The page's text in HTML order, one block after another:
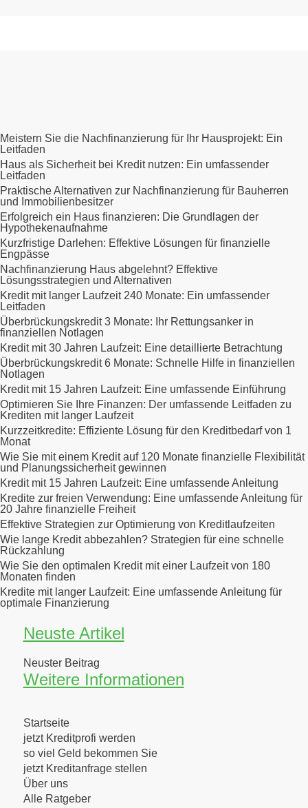
Meistern Sie die Nachfinanzierung für Ihr Hausprojekt: Ein
Leitfaden
Haus als Sicherheit bei Kredit nutzen: Ein umfassender
Leitfaden
Praktische Alternativen zur Nachfinanzierung für Bauherren
und Immobilienbesitzer
Erfolgreich ein Haus finanzieren: Die Grundlagen der
Hypothekenaufnahme
Kurzfristige Darlehen: Effektive Lösungen für finanzielle
Engpässe
Nachfinanzierung Haus abgelehnt? Effektive
Lösungsstrategien und Alternativen
Kredit mit langer Laufzeit 240 Monate: Ein umfassender
Leitfaden
Überbrückungskredit 3 Monate: Ihr Rettungsanker in
finanziellen Notlagen
Kredit mit 30 Jahren Laufzeit: Eine detaillierte Betrachtung
Überbrückungskredit 6 Monate: Schnelle Hilfe in finanziellen
Notlagen
Kredit mit 15 Jahren Laufzeit: Eine umfassende Einführung
Optimieren Sie Ihre Finanzen: Der umfassende Leitfaden zu
Krediten mit langer Laufzeit
Kurzzeitkredite: Effiziente Lösung für den Kreditbedarf von 1
Monat
Wie Sie mit einem Kredit auf 120 Monate finanzielle Flexibilität
und Planungssicherheit gewinnen
Kredit mit 15 Jahren Laufzeit: Eine umfassende Anleitung
Kredite zur freien Verwendung: Eine umfassende Anleitung für
20 Jahre finanzielle Freiheit
Effektive Strategien zur Optimierung von Kreditlaufzeiten
Wie lange Kredit abbezahlen? Strategien für eine schnelle
Rückzahlung
Wie Sie den optimalen Kredit mit einer Laufzeit von 180
Monaten finden
Kredite mit langer Laufzeit: Eine umfassende Anleitung für
optimale Finanzierung
Neuste Artikel
Neuster Beitrag
Weitere Informationen
Startseite
jetzt Kreditprofi werden
so viel Geld bekommen Sie
jetzt Kreditanfrage stellen
Über uns
Alle Ratgeber